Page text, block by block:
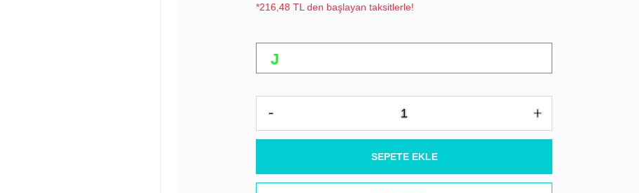
*216,48 TL den başlayan taksitlerle!
SEPETE EKLE